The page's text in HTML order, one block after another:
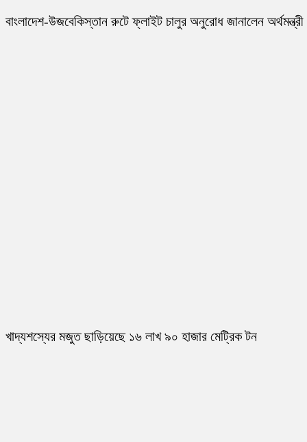
বাংলাদেশ-উজবেকিস্তান রুটে ফ্লাইট চালুর অনুরোধ জানালেন অর্থমন্ত্রী
খাদ্যশস্যের মজুত ছাড়িয়েছে ১৬ লাখ ৯০ হাজার মেট্রিক টন